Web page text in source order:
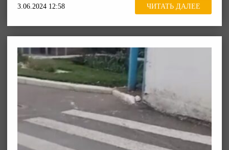
3.06.2024 12:58 ЧИТАТЬ ДАЛЕЕ